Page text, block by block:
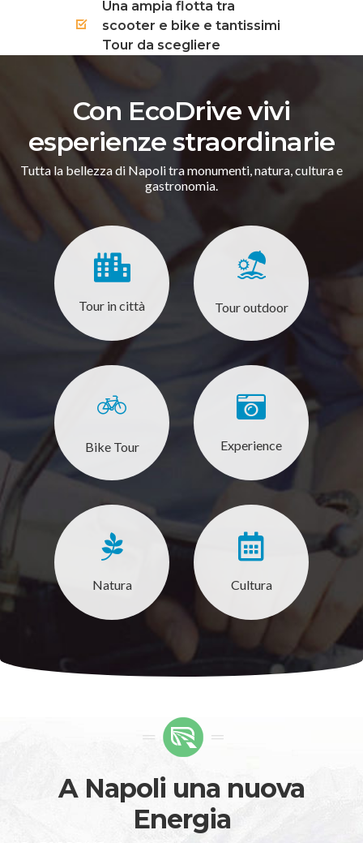
Una ampia flotta tra
scooter e bike e tantissimi
Tour da scegliere
Con EcoDrive vivi
esperienze straordinarie
Tutta la bellezza di Napoli tra monumenti, natura, cultura e
gastronomia.
Tour in città Tour outdoor
Bike Tour Experience
Natura Cultura
A Napoli una nuova
Energia